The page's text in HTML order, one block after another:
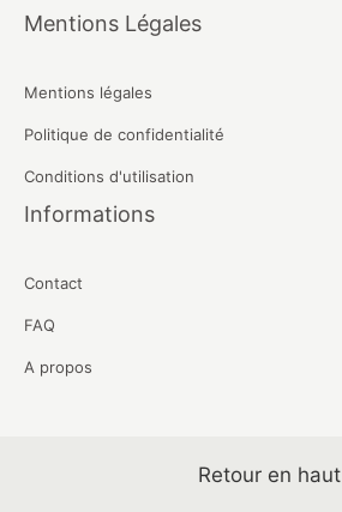
Mentions Légales
Mentions légales
Politique de confidentialité
Conditions d'utilisation
Informations
Contact
FAQ
A propos
Retour en haut